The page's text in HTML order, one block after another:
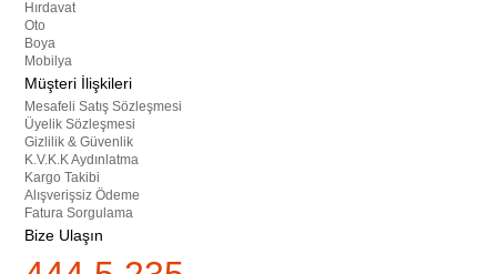
Hırdavat
Oto
Boya
Mobilya
Müşteri İlişkileri
Mesafeli Satış Sözleşmesi
Üyelik Sözleşmesi
Gizlilik & Güvenlik
K.V.K.K Aydınlatma
Kargo Takibi
Alışverişsiz Ödeme
Fatura Sorgulama
Bize Ulaşın